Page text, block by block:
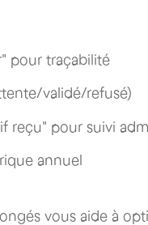
pour traçabilité
validé/refusé)
reçu" pour suivi
annuel
vous aide à